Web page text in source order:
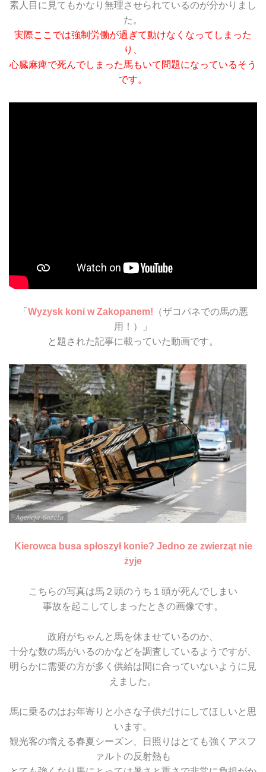
素人目に見てもかなり無理させられているのが分かりまし
た。
実際ここでは強制労働が過ぎて動けなくなってしまった
り、
心臓麻痺で死んでしまった馬もいて問題になっているそう
です。
「 Wyzysk koni w Zakopanem! （ザコパネでの馬の悪
用 ！ ）」
と題された記事に載っていた動画です。
Kierowca busa spłoszył konie? Jedno ze zwierząt nie
żyje
こちらの写真は馬２頭のうち１頭が死んでしまい
事故を起こしてしまったときの画像です。
政府がちゃんと馬を休ませているのか、
十分な数の馬がいるのかなどを調査しているようですが、
明らかに需要の方が多く供給は間に合っていないように見
えました。
馬に乗るのはお年寄りと小さな子供だけにしてほしいと思
います。
観光客の増える春夏シーズン、日照りはとても強くアスフ
ァルトの反射熱も